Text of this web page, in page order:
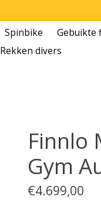
Spinbike
Gebuikte
Rekken divers
Finnlo
Gym
€4.699,00